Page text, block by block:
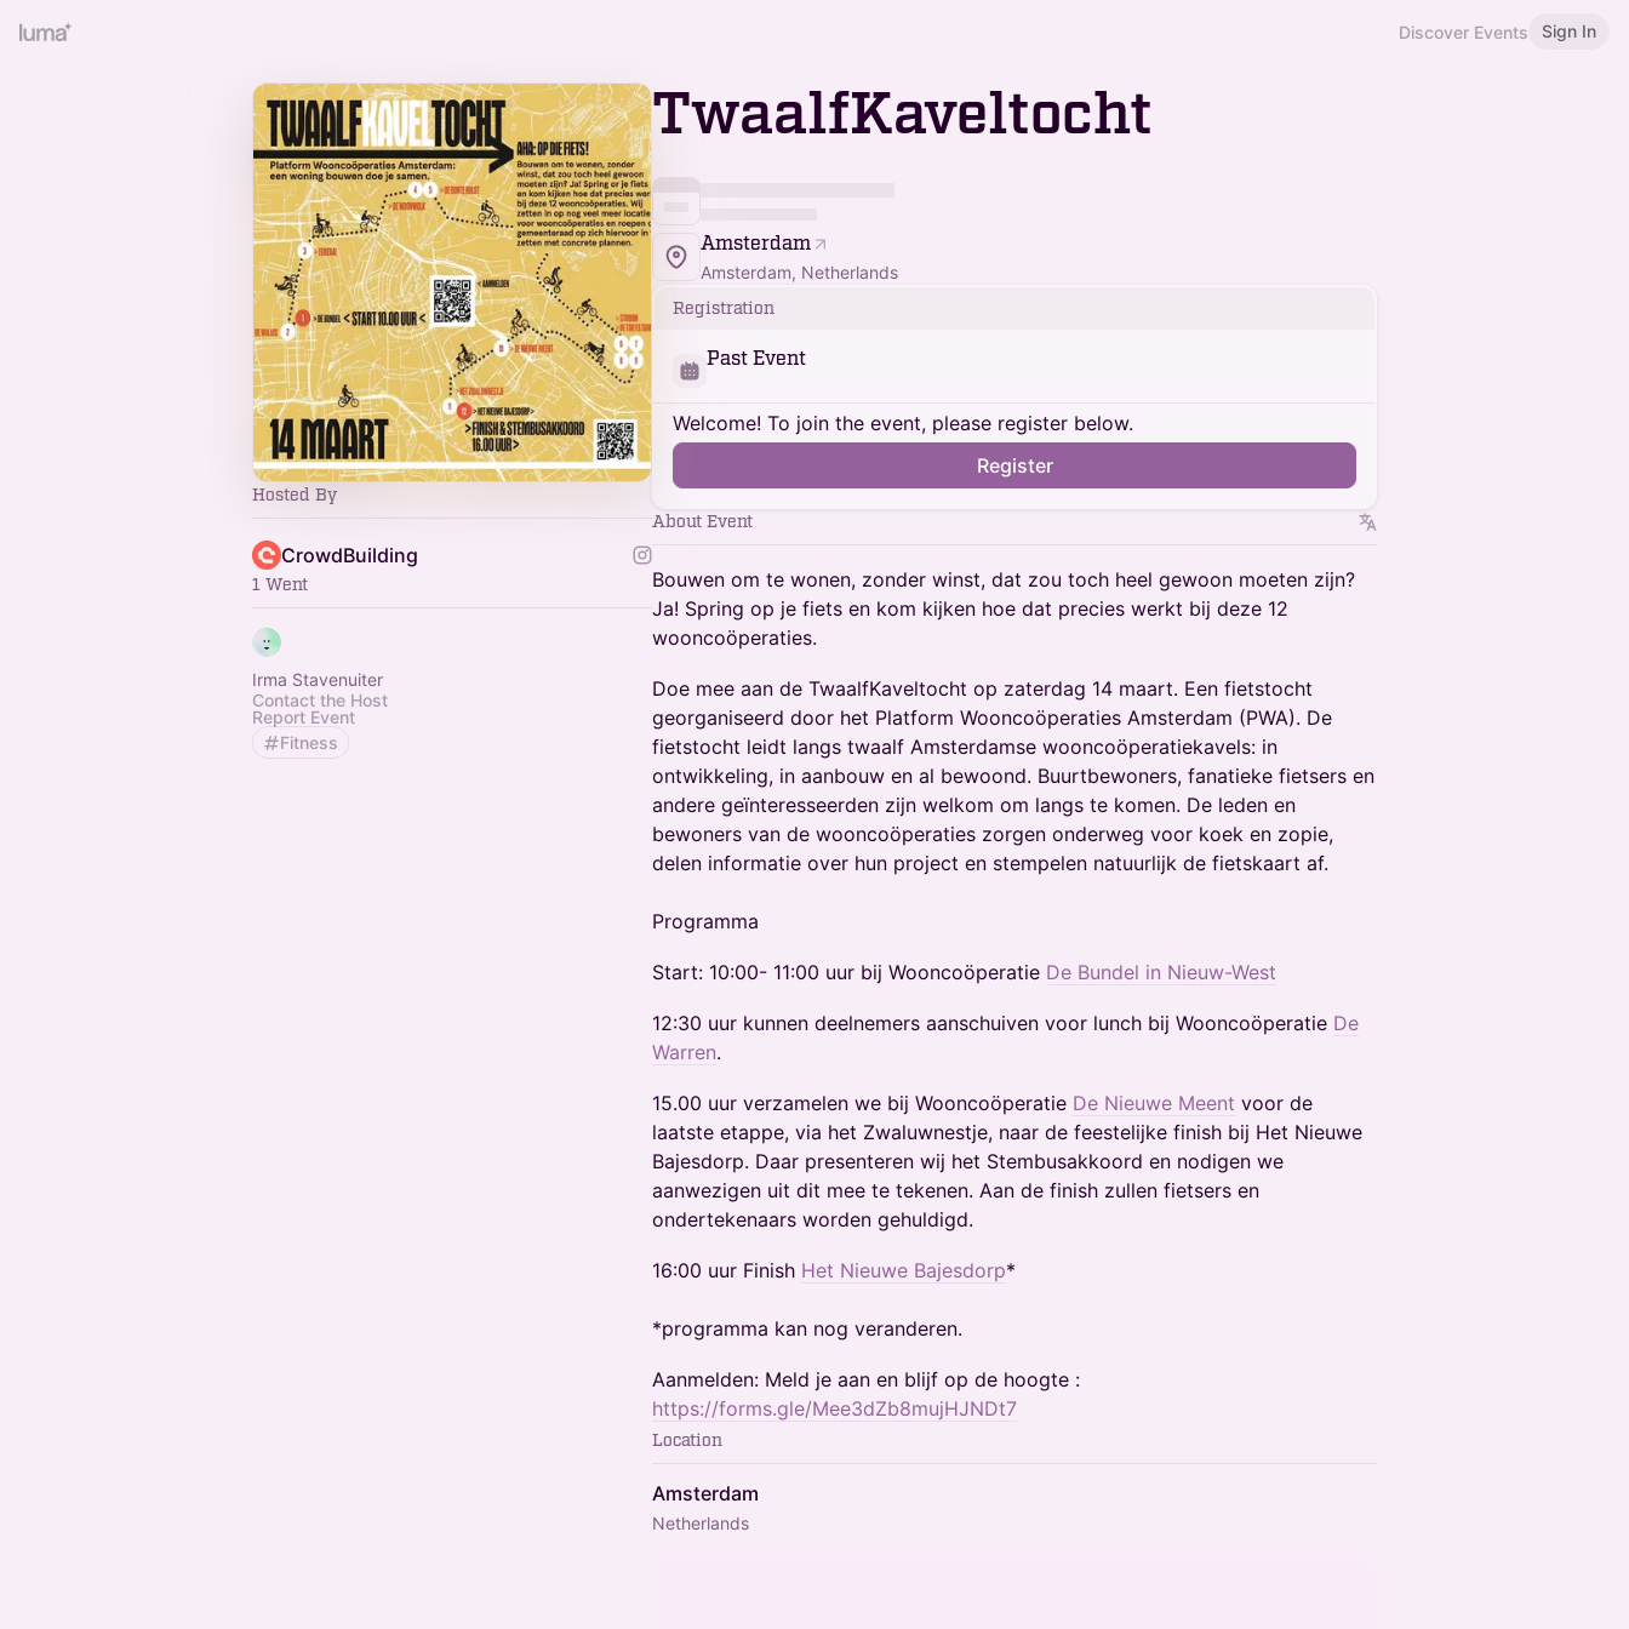
Discover Events Sign In
Hosted By
CrowdBuilding
1 Went
Irma Stavenuiter
Contact the Host
Report Event
Fitness
TwaalfKaveltocht
Amsterdam
Amsterdam, Netherlands
Registration
Past Event
Welcome! To join the event, please register below.
Register
About Event
Bouwen om te wonen, zonder winst, dat zou toch heel gewoon moeten zijn?
Ja! Spring op je fiets en kom kijken hoe dat precies werkt bij deze 12
wooncoöperaties.
Doe mee aan de TwaalfKaveltocht op zaterdag 14 maart. Een fietstocht
georganiseerd door het Platform Wooncoöperaties Amsterdam (PWA). De
fietstocht leidt langs twaalf Amsterdamse wooncoöperatiekavels: in
ontwikkeling, in aanbouw en al bewoond. Buurtbewoners, fanatieke fietsers en
andere geïnteresseerden zijn welkom om langs te komen. De leden en
bewoners van de wooncoöperaties zorgen onderweg voor koek en zopie,
delen informatie over hun project en stempelen natuurlijk de fietskaart af.
Programma
Start: 10:00- 11:00 uur bij Wooncoöperatie De Bundel in Nieuw-West
12:30 uur kunnen deelnemers aanschuiven voor lunch bij Wooncoöperatie De
Warren.
15.00 uur verzamelen we bij Wooncoöperatie De Nieuwe Meent voor de
laatste etappe, via het Zwaluwnestje, naar de feestelijke finish bij Het Nieuwe
Bajesdorp. Daar presenteren wij het Stembusakkoord en nodigen we
aanwezigen uit dit mee te tekenen. Aan de finish zullen fietsers en
ondertekenaars worden gehuldigd.
16:00 uur Finish Het Nieuwe Bajesdorp*
*programma kan nog veranderen.
Aanmelden: Meld je aan en blijf op de hoogte :
https://forms.gle/Mee3dZb8mujHJNDt7
Location
Amsterdam
Netherlands